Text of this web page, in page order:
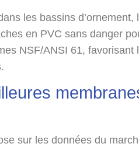
les bassins
en PVC sans danger
NSF/ANSI 61,
sur les données du